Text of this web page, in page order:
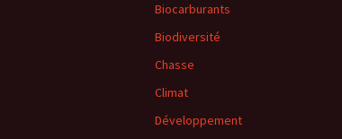
Biocarburants
Biodiversité
Chasse
Climat
Développement